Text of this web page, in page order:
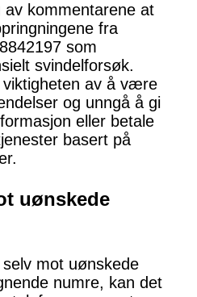
kommentarene at
fra
som
svindelforsøk.
av å være
og unngå å gi
eller betale
basert på
uønskede
mot uønskede
numre, kan det